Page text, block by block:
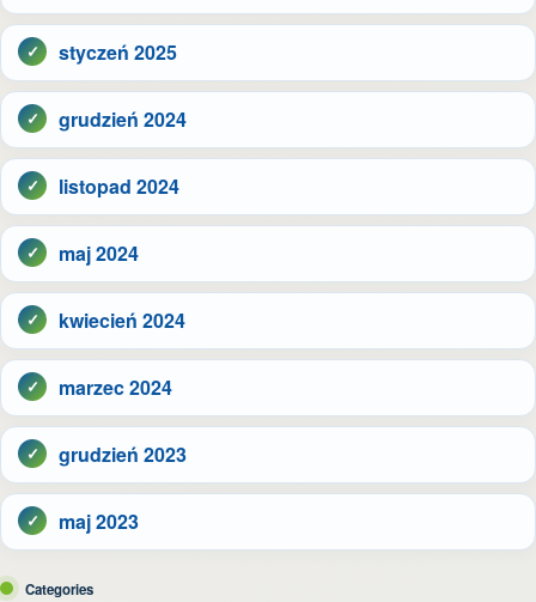
styczeń 2025
grudzień 2024
listopad 2024
maj 2024
kwiecień 2024
marzec 2024
grudzień 2023
maj 2023
Categories